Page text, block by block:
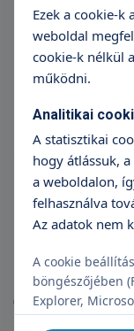
Diabetológus
Magazinok
(10 db találat)
Ezek a cookie-
weboldal
cookie-k nélkül
működni.
Analitikai
A statisztikai
hogy átlássuk,
a weboldalon,
felhasználva
Az adatok nem
A cookie
böngészőjében
Explorer,